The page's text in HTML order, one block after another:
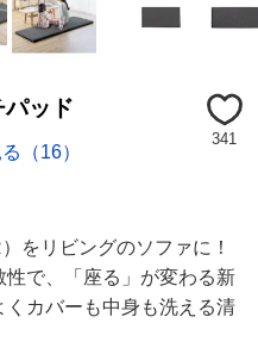
ッド
341
（16）
をリビングのソファに！
で、「座る」が変わる新
くカバーも中身も洗える清